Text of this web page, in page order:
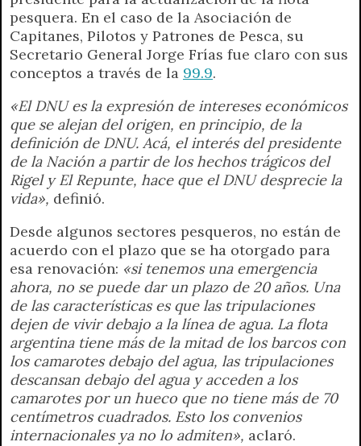
pesquera. En el caso de la Asociación de
Capitanes, Pilotos y Patrones de Pesca, su
Secretario General Jorge Frías fue claro con sus
conceptos a través de la 99.9.
«El DNU es la expresión de intereses económicos
que se alejan del origen, en principio, de la
definición de DNU. Acá, el interés del presidente
de la Nación a partir de los hechos trágicos del
Rigel y El Repunte, hace que el DNU desprecie la
vida», definió.
Desde algunos sectores pesqueros, no están de
acuerdo con el plazo que se ha otorgado para
esa renovación: «si tenemos una emergencia
ahora, no se puede dar un plazo de 20 años. Una
de las características es que las tripulaciones
dejen de vivir debajo a la línea de agua. La flota
argentina tiene más de la mitad de los barcos con
los camarotes debajo del agua, las tripulaciones
descansan debajo del agua y acceden a los
camarotes por un hueco que no tiene más de 70
centímetros cuadrados. Esto los convenios
internacionales ya no lo admiten», aclaró.